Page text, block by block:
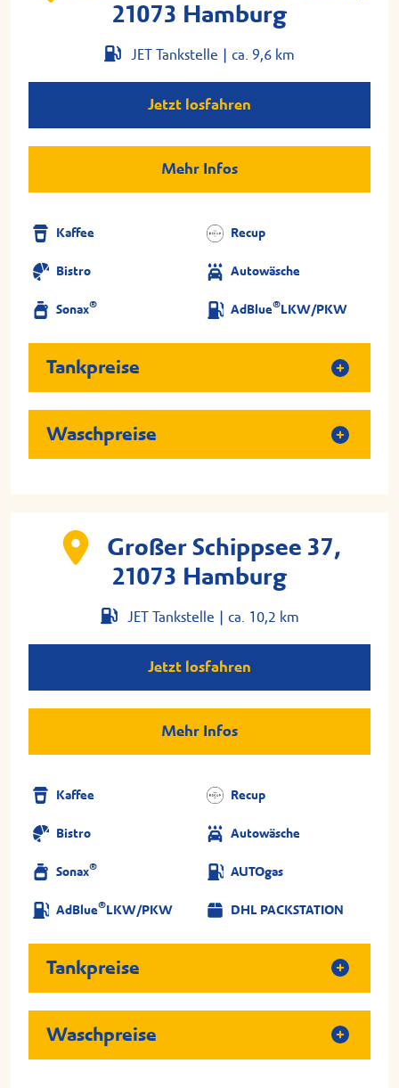
21073 Hamburg
JET Tankstelle | ca. 9,6 km
Jetzt losfahren
Mehr Infos
Kaffee Recup
Bistro Autowäsche
Sonax® AdBlue® LKW/PKW
Tankpreise
Waschpreise
Großer Schippsee 37,
21073 Hamburg
JET Tankstelle | ca. 10,2 km
Jetzt losfahren
Mehr Infos
Kaffee Recup
Bistro Autowäsche
Sonax® AUTOgas
AdBlue® LKW/PKW DHL PACKSTATION
Tankpreise
Waschpreise